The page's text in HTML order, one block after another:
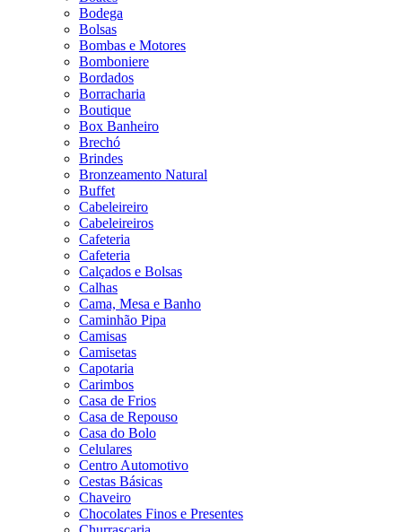
Bodega
Bolsas
Bombas e Motores
Bomboniere
Bordados
Borracharia
Boutique
Box Banheiro
Brechó
Brindes
Bronzeamento Natural
Buffet
Cabeleireiro
Cabeleireiros
Cafeteria
Cafeteria
Calçados e Bolsas
Calhas
Cama, Mesa e Banho
Caminhão Pipa
Camisas
Camisetas
Capotaria
Carimbos
Casa de Frios
Casa de Repouso
Casa do Bolo
Celulares
Centro Automotivo
Cestas Básicas
Chaveiro
Chocolates Finos e Presentes